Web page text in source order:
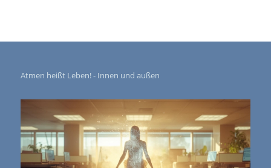
Atmen heißt Leben! - Innen und außen